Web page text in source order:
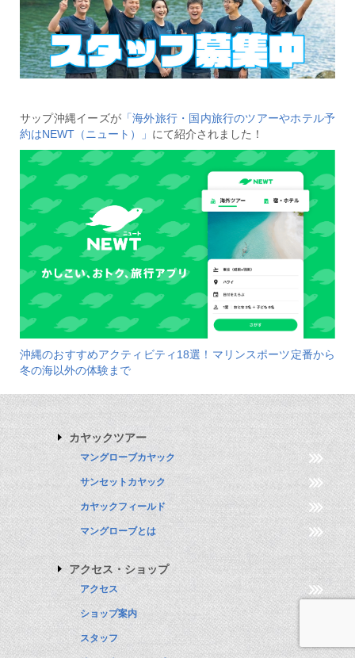
サップ沖縄イーズが 「海外旅行・国内旅行のツアーやホテル予
約はNEWT（ニュート）」 にて紹介されました！
沖縄のおすすめアクティビティ18選！マリンスポーツ定番から
冬の海以外の体験まで
カヤックツアー
マングローブカヤック
サンセットカヤック
カヤックフィールド
マングローブとは
アクセス・ショップ
アクセス
ショップ案内
スタッフ